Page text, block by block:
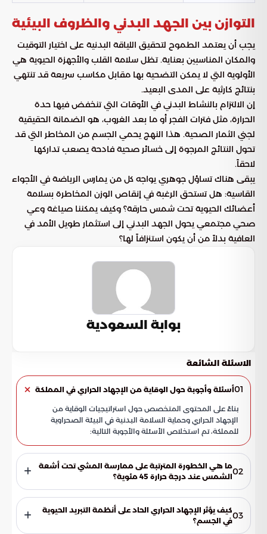
التوازن بين الجهد البدني والظروف البيئية
يجب أن يعتمد الطموح لتحقيق اللياقة البدنية على اختيار التوقيت
والمكان المناسبين بعناية. تظل سلامة القلب والأجهزة الحيوية هي
الأولوية التي لا يمكن التضحية بها مقابل مكاسب سريعة قد تنتهي
بنتائج كارثية على المدى البعيد.
إن الالتزام بالنشاط البدني في الأوقات التي تنخفض فيها حدة
الحرارة، مثل فترات الفجر أو ما بعد الغروب، هو الضمانة الحقيقية
لجني الثمار الصحية. هذا النهج يحمي الجسم من المخاطر التي قد
تحول النتائج المرجوة إلى خسائر صحية فادحة يصعب تداركها
لاحقاً.
يبقى هناك تساؤل جوهري يواجه كل من يمارس الرياضة في الأجواء
القاسية: هل تستحق الرغبة في إنقاص الوزن المخاطرة بسلامة
أعضائك الحيوية تحت شمس حارقة؟ وكيف يمكننا صياغة وعي
صحي مجتمعي يحول الجهد البدني إلى استثمار طويل الأمد في
العافية بدلاً من أن يكون استنزافاً لها؟
بوابة السعودية
الاسئلة الشائعة
01أسئلة وأجوبة حول الوقاية من الإجهاد الحراري في المملكة
بناءً على المحتوى المتخصص حول استراتيجيات الوقاية من
الإجهاد الحراري وحماية السلامة البدنية في البيئة الصحراوية
للمملكة، تم استخلاص الأسئلة والأجوبة التالية:
02ما هي الخطورة المترتبة على ممارسة المشي تحت أشعة
الشمس عند درجة حرارة 45 مئوية؟
تعتبر ممارسة المشي في هذه الظروف مخاطرة جسيمة لا تحقق
أي كفاءة بدنية أو حرق فعلي للدهون. وبدلاً من ذلك، تضع هذه
الممارسة الأعضاء الحيوية تحت ضغوط تفوق قدرتها الطبيعية
على التبريد الذاتي، مما قد يؤدي إلى أزمات طبية حادة.
03كيف يؤثر الإجهاد الحراري الحاد على أنظمة التبريد الحيوية
في الجسم؟